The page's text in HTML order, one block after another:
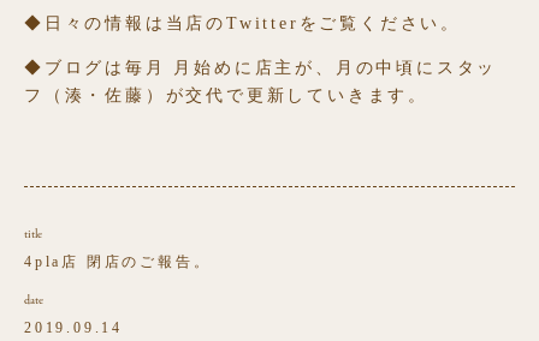
◆日々の情報は当店のTwitterをご覧ください。
◆ブログは毎月 月始めに店主が、月の中頃にスタッ
フ（湊・佐藤）が交代で更新していきます。
title
4pla店 閉店のご報告。
date
2019.09.14